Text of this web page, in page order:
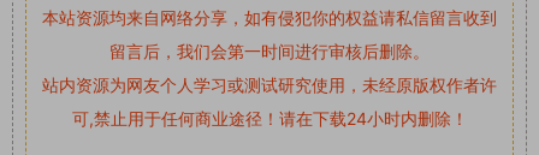
本站资源均来自网络分享，如有侵犯你的权益请私信留言收到
留言后，我们会第一时间进行审核后删除。
站内资源为网友个人学习或测试研究使用，未经原版权作者许
可,禁止用于任何商业途径！请在下载24小时内删除！